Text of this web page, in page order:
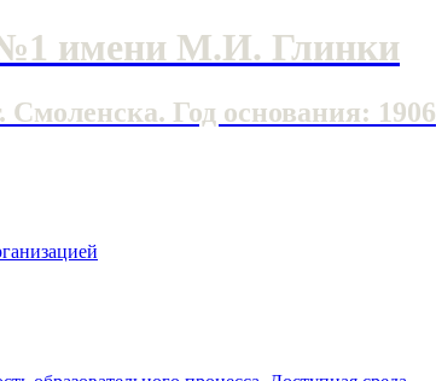
имени М.И. Глинки
Год основания: 1906